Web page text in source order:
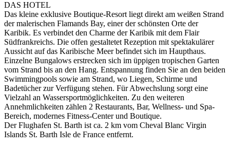
DAS HOTEL
Das kleine exklusive Boutique-Resort liegt direkt am weißen Strand
der malerischen Flamands Bay, einer der schönsten Orte der
Karibik. Es verbindet den Charme der Karibik mit dem Flair
Südfrankreichs. Die offen gestaltetet Rezeption mit spektakulärer
Aussicht auf das Karibische Meer befindet sich im Haupthaus.
Einzelne Bungalows erstrecken sich im üppigen tropischen Garten
vom Strand bis an den Hang. Entspannung finden Sie an den beiden
Swimmingpools sowie am Strand, wo Liegen, Schirme und
Badetücher zur Verfügung stehen. Für Abwechslung sorgt eine
Vielzahl an Wassersportmöglichkeiten. Zu den weiteren
Annehmlichkeiten zählen 2 Restaurants, Bar, Wellness- und Spa-
Bereich, modernes Fitness-Center und Boutique.
Der Flughafen St. Barth ist ca. 2 km vom Cheval Blanc Virgin
Islands St. Barth Isle de France entfernt.